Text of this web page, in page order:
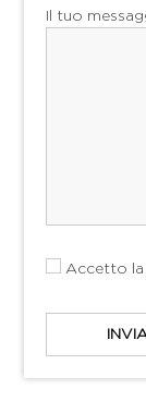
Il tuo
Accetto la